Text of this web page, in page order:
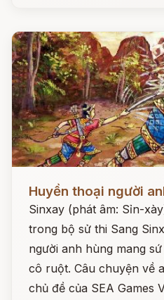
Đọc ngay
Huyền thoại người
Sinxay (phát âm: Sỉn-
trong bộ sử thi Sang
người anh hùng mang
cô ruột. Câu chuyện về
chủ đề của SEA Games